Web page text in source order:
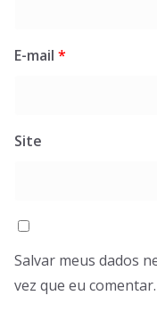
E-mail *
Site
Salvar meus dados
vez que eu comentar.